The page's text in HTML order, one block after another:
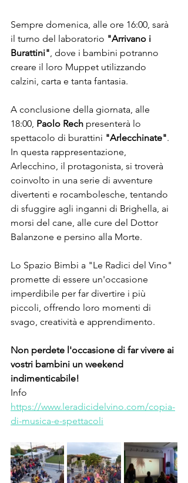
Sempre domenica, alle ore 16:00, sarà
il turno del laboratorio "Arrivano i
Burattini", dove i bambini potranno
creare il loro Muppet utilizzando
calzini, carta e tanta fantasia.
A conclusione della giornata, alle
18:00, Paolo Rech presenterà lo
spettacolo di burattini "Arlecchinate".
In questa rappresentazione,
Arlecchino, il protagonista, si troverà
coinvolto in una serie di avventure
divertenti e rocambolesche, tentando
di sfuggire agli inganni di Brighella, ai
morsi del cane, alle cure del Dottor
Balanzone e persino alla Morte.
Lo Spazio Bimbi a "Le Radici del Vino"
promette di essere un'occasione
imperdibile per far divertire i più
piccoli, offrendo loro momenti di
svago, creatività e apprendimento.
Non perdete l'occasione di far vivere ai
vostri bambini un weekend
indimenticabile!
Info
https://www.leradicidelvino.com/copia-
di-musica-e-spettacoli